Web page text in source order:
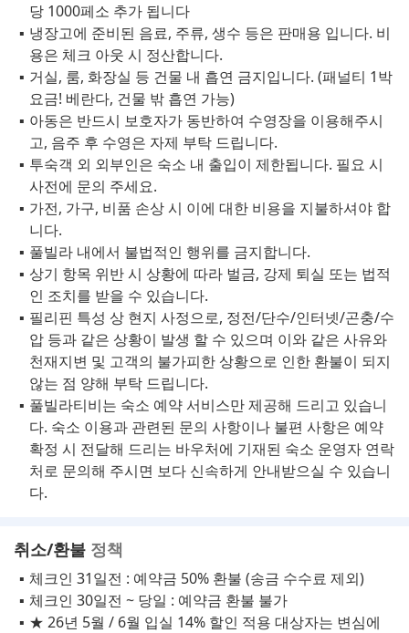
당 1000페소 추가 됩니다
냉장고에 준비된 음료, 주류, 생수 등은 판매용 입니다. 비
용은 체크 아웃 시 정산합니다.
거실, 룸, 화장실 등 건물 내 흡연 금지입니다. (패널티 1박
요금! 베란다, 건물 밖 흡연 가능)
아동은 반드시 보호자가 동반하여 수영장을 이용해주시
고, 음주 후 수영은 자제 부탁 드립니다.
투숙객 외 외부인은 숙소 내 출입이 제한됩니다. 필요 시
사전에 문의 주세요.
가전, 가구, 비품 손상 시 이에 대한 비용을 지불하셔야 합
니다.
풀빌라 내에서 불법적인 행위를 금지합니다.
상기 항목 위반 시 상황에 따라 벌금, 강제 퇴실 또는 법적
인 조치를 받을 수 있습니다.
필리핀 특성 상 현지 사정으로, 정전/단수/인터넷/곤충/수
압 등과 같은 상황이 발생 할 수 있으며 이와 같은 사유와
천재지변 및 고객의 불가피한 상황으로 인한 환불이 되지
않는 점 양해 부탁 드립니다.
풀빌라티비는 숙소 예약 서비스만 제공해 드리고 있습니
다. 숙소 이용과 관련된 문의 사항이나 불편 사항은 예약
확정 시 전달해 드리는 바우처에 기재된 숙소 운영자 연락
처로 문의해 주시면 보다 신속하게 안내받으실 수 있습니
다.
취소/환불 정책
체크인 31일전 : 예약금 50% 환불 (송금 수수료 제외)
체크인 30일전 ~ 당일 : 예약금 환불 불가
★ 26년 5월 / 6월 입실 14% 할인 적용 대상자는 변심에